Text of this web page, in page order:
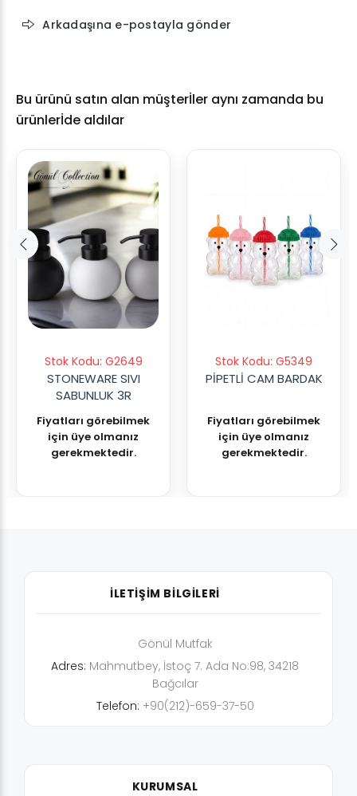
Arkadaşına e-postayla gönder
Bu ürünü satın alan müşterİler aynı zamanda bu
ürünlerİde aldılar
Stok Kodu: G2649
STONEWARE SIVI
SABUNLUK 3R
Fiyatları görebilmek
için üye olmanız
gerekmektedir.
Stok Kodu: G5349
PİPETLİ CAM BARDAK
Fiyatları görebilmek
için üye olmanız
gerekmektedir.
İLETİŞİM BİLGİLERİ
Gönül Mutfak
Adres: Mahmutbey, İstoç 7. Ada No:98, 34218
Bağcılar
Telefon: +90(212)-659-37-50
KURUMSAL